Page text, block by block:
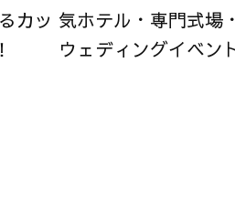
カッ 気ホテル・専門式場
ウェディングイベン